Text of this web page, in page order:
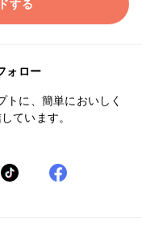
する
ォロー
トに、簡単においしく
ています。